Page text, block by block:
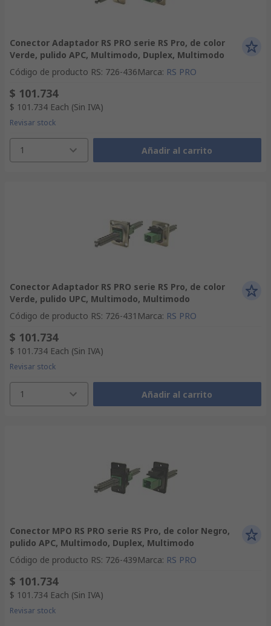
Conector Adaptador RS PRO serie RS Pro, de color
Verde, pulido APC, Multimodo, Duplex, Multimodo
Código de producto RS: 726-436Marca: RS PRO
$ 101.734
$ 101.734 Each (Sin IVA)
Revisar stock
1 Añadir al carrito
Conector Adaptador RS PRO serie RS Pro, de color
Verde, pulido UPC, Multimodo, Multimodo
Código de producto RS: 726-431 Marca: RS PRO
$ 101.734
$ 101.734 Each (Sin IVA)
Revisar stock
1 Añadir al carrito
Conector MPO RS PRO serie RS Pro, de color Negro,
pulido APC, Multimodo, Duplex, Multimodo
Código de producto RS: 726-439Marca: RS PRO
$ 101.734
$ 101.734 Each (Sin IVA)
Revisar stock